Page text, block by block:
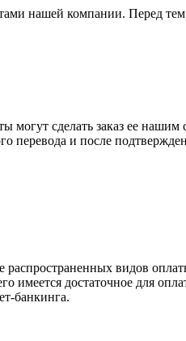
нашей компании. Перед
сделать заказ ее
перевода и после
видов
имеется достаточное для
банкинга.